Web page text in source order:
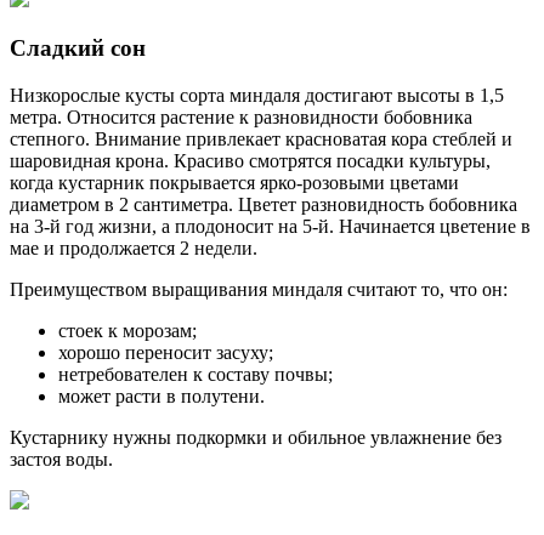
Сладкий сон
Низкорослые кусты сорта миндаля достигают высоты в 1,5
метра. Относится растение к разновидности бобовника
степного. Внимание привлекает красноватая кора стеблей и
шаровидная крона. Красиво смотрятся посадки культуры,
когда кустарник покрывается ярко-розовыми цветами
диаметром в 2 сантиметра. Цветет разновидность бобовника
на 3-й год жизни, а плодоносит на 5-й. Начинается цветение в
мае и продолжается 2 недели.
Преимуществом выращивания миндаля считают то, что он:
стоек к морозам;
хорошо переносит засуху;
нетребователен к составу почвы;
может расти в полутени.
Кустарнику нужны подкормки и обильное увлажнение без
застоя воды.